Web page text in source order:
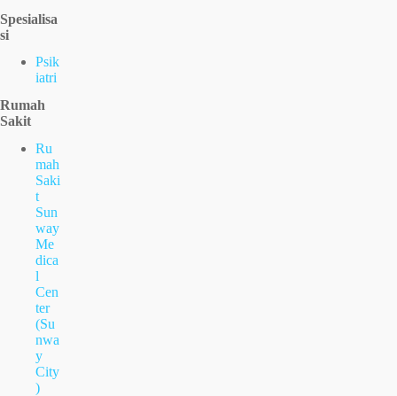
Spesialisa
si
Psik
iatri
Rumah
Sakit
Ru
mah
Saki
t
Sun
way
Me
dica
l
Cen
ter
(Su
nwa
y
City
)